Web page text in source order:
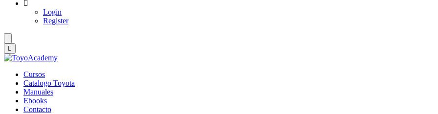
Login
Register
Cursos
Catalogo Toyota
Manuales
Ebooks
Contacto